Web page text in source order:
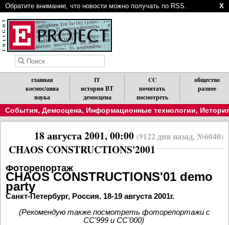
Обратите внимание, что новости можно получать по RSS. X
главная
космос/авиа
наука
IT
история ВТ
демосцена
CC
почитать
посмотреть
общество
разное
События, Демосцена, Информационные технологии,
18 августа 2001, 00:00 (9122 дня назад, №6040)
CHAOS CONSTRUCTIONS'2001
Фоторепортаж
CHAOS CONSTRUCTIONS'01 demo
party
Санкт-Петербург, Россия. 18-19 августа 2001г.
(Рекомендую также посмотреть фоторепортажи с
CC'999 и CC'000)